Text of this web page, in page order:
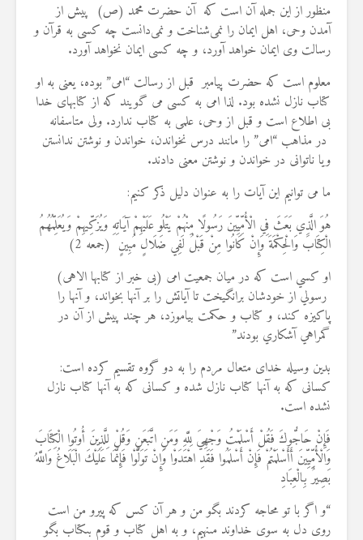
منظور از این جمله آن است که آن حضرت محمد (ص) پیش از
آمدن وحى، اهل ایمان را نمی‌شناخت و نمی‌دانست چه کسى به قرآن و
رسالت وی ایمان خواهد آورد، و چه کسى ایمان نخواهد آورد.
معلوم است که حضرت پیامبر قبل از رسالت “امی” بوده، یعنی به او
کتاب نازل نشده بود. لذا امی به کسی می گویند که از کتابهای خدا
بی اطلاع است و قبل از وحى، علمى به کتاب ندارد. ولی متاسفانه
در مذاهب “امی” را مانند درس نخواندن، خواندن و نوشتن ندانستن
ویا ناتوانی در خواندن و نوشتن معنی دادند.
ما می توانیم این آیات را به عنوان دلیل ذکر کنیم:
هُوَ الَّذِي بَعَثَ فِي الْأُمِّيِّينَ رَسُولًا مِنْهُمْ يَتْلُو عَلَيْهِمْ آيَاتِهِ وَيُزَكِّيهِمْ وَيُعَلِّمُهُمُ
الْكِتَابَ وَالْحِكْمَةَ وَإِنْ كَانُوا مِنْ قَبْلُ لَفِي ضَلَالٍ مُبِينٍ (جمعه 2)
او كسي است كه در ميان جمعيت امی (بی خبر از کتابها الاهی)
رسولي از خودشان برانگيخت تا آياتش را بر آنها بخواند، و آنها را
پاكيزه كند، و كتاب و حكمت بياموزد، هر چند پيش از آن در
گمراهي آشكاري بودند”
بدین وسیله خدای متعال مردم را به دو گروه تقسیم کرده است:
کسانی که به آنها کتاب نازل شده و کسانی که به آنها کتاب نازل
نشده است.
فَإِنْ حَاجُّوكَ فَقُلْ أَسْلَمْتُ وَجْهِيَ لِلَّهِ وَمَنِ اتَّبَعَنِ وَقُلْ لِلَّذِينَ أُوتُوا الْكِتَابَ
وَالْأُمِّيِّينَ أَأَسْلَمْتُمْ فَإِنْ أَسْلَمُوا فَقَدِ اهْتَدَوْا وَإِنْ تَوَلَّوْا فَإِنَّمَا عَلَيْكَ الْبَلَاغُ وَاللَّهُ
بَصِيرٌ بِالْعِبَادِ
“و اگر با تو محاجه كردند بگو من و هر آن كس كه پيرو من است
روى دل به سوى خداوند مى‏نهيم، و به اهل كتاب و قوم بى‏كتاب بگو
22 نمایش ها